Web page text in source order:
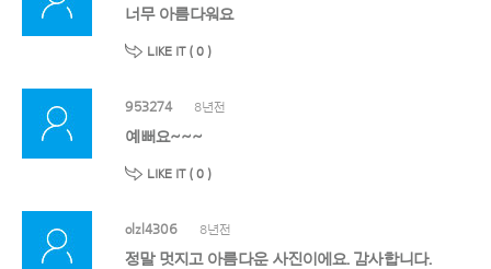
너무 아름다워요
LIKE IT ( 0 )
953274 8년전
예뻐요~~~
LIKE IT ( 0 )
olzl4306 8년전
정말 멋지고 아름다운 사진이에요. 감사합니다.